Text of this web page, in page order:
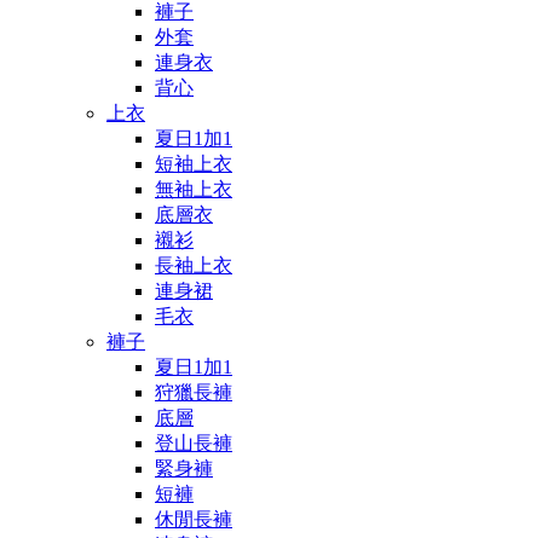
褲子
外套
連身衣
背心
上衣
夏日1加1
短袖上衣
無袖上衣
底層衣
襯衫
長袖上衣
連身裙
毛衣
褲子
夏日1加1
狩獵長褲
底層
登山長褲
緊身褲
短褲
休閒長褲